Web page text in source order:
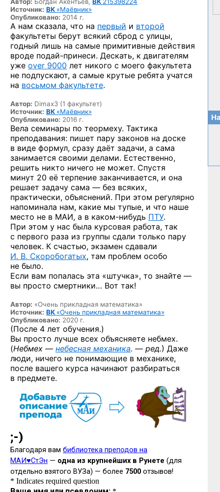
Источник: ВК «Маёвник»
Опубликовано: 2014 г.
А нам сказала, что на первый и второй
факультеты берут всякий сброд с улицы,
годный лишь на самые примитивные действия
вроде подай-принеси. Дескать, к двигателям
уже over 9000 лет никого с моего факультета
не подпускают, а самые крутые ребята учатся
на восьмом факультете.
Автор: Dimax3 (1 факультет)
Источник: ВК «Маёвник»
Опубликовано: 2016 г.
Вела семинары по теормеху. Тактика
преподавания: пишет пару законов на доске
в виде формул, сразу даёт задачи, а сама
занимается своими делами. Естественно,
решить никто ничего не может. Спустя
минут 20 её терпение заканчивается, и она
решает задачу сама — без всяких,
практически, объяснений. При этом регулярно
напоминала нам, какие мы тупые, и что наше
место не в МАИ, а в каком-нибудь ПТУ.
При этом у нас была курсовая работа, так
с первого раза из группы сдали только пару
человек. К счастью, экзамен сдавали
И. В. Скоробогатых, там проблем особо
не было.
Если вам попалась эта «штучка», то знайте —
вы просто смертники… Вот так!
Автор: «Очень прикладная математика»
Источник: ВК «Очень прикладная математика»
Опубликовано: 2020 г.
(После 4 лет обучения.)
Вы просто лучше всех объясняете небмех.
(Небмех — небесная механика. — ред.) Даже
люди, ничего не понимающие в механике,
после вашего курса начинают разбираться
в предмете.